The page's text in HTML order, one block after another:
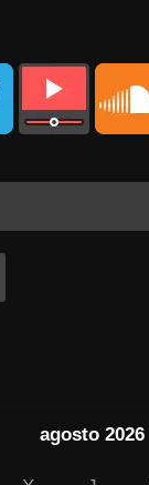
agosto 2026